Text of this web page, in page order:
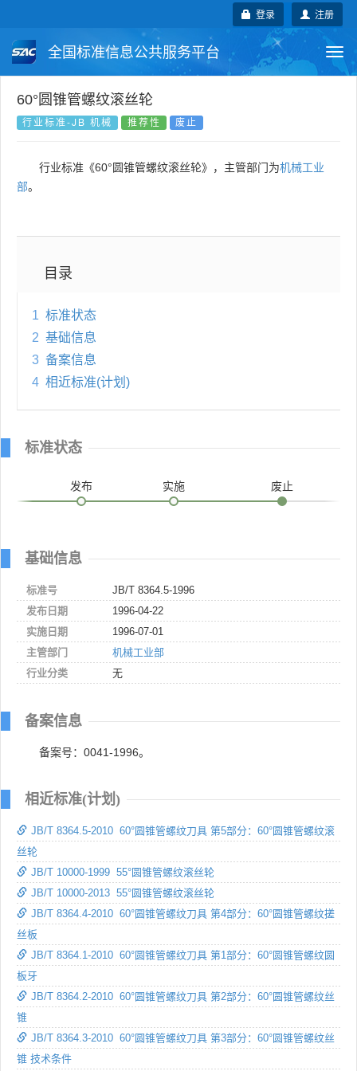
注册
登录
全国标准信息公共服务平台
国家标准
国外标准 技术委员会
60°圆锥管螺纹滚丝轮
行业标准-JB 机械 推荐性 废止
行业标准《60°圆锥管螺纹滚丝轮》，主管部门为机械工业
部。
目录
1 标准状态
2 基础信息
3 备案信息
4 相近标准(计划)
标准状态
发布 实施 废止
基础信息
标准号
JB/T 8364.5-1996
发布日期
1996-04-22
实施日期
1996-07-01
主管部门
机械工业部
行业分类
无
备案信息
备案号：0041-1996。
相近标准(计划)
JB/T 8364.5-2010 60°圆锥管螺纹刀具 第5部分：60°圆锥管螺纹滚
丝轮
JB/T 10000-1999 55°圆锥管螺纹滚丝轮
JB/T 10000-2013 55°圆锥管螺纹滚丝轮
JB/T 8364.4-2010 60°圆锥管螺纹刀具 第4部分：60°圆锥管螺纹搓
丝板
JB/T 8364.1-2010 60°圆锥管螺纹刀具 第1部分：60°圆锥管螺纹圆
板牙
JB/T 8364.2-2010 60°圆锥管螺纹刀具 第2部分：60°圆锥管螺纹丝
锥
JB/T 8364.3-2010 60°圆锥管螺纹刀具 第3部分：60°圆锥管螺纹丝
锥 技术条件